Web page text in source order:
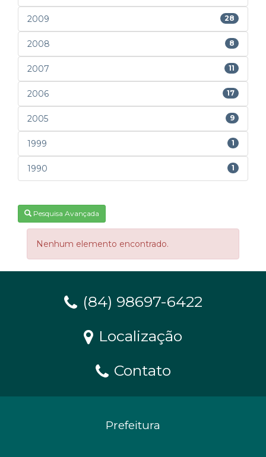
2009 28
2008 8
2007 11
2006 17
2005 9
1999 1
1990 1
Pesquisa Avançada
Nenhum elemento encontrado.
(84) 98697-6422
Localização
Contato
Prefeitura